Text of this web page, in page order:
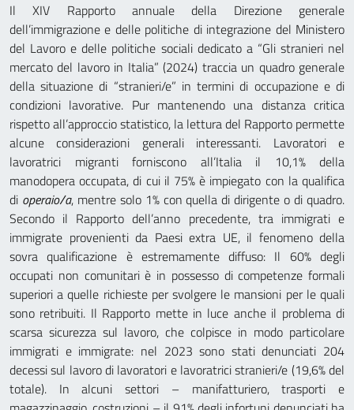
Il XIV Rapporto annuale della Direzione generale
dell’immigrazione e delle politiche di integrazione del Ministero
del Lavoro e delle politiche sociali dedicato a “Gli stranieri nel
mercato del lavoro in Italia” (2024) traccia un quadro generale
della situazione di “stranieri/e” in termini di occupazione e di
condizioni lavorative. Pur mantenendo una distanza critica
rispetto all’approccio statistico, la lettura del Rapporto permette
alcune considerazioni generali interessanti. Lavoratori e
lavoratrici migranti forniscono all’Italia il 10,1% della
manodopera occupata, di cui il 75% è impiegato con la qualifica
di operaio/a, mentre solo 1% con quella di dirigente o di quadro.
Secondo il Rapporto dell’anno precedente, tra immigrati e
immigrate provenienti da Paesi extra UE, il fenomeno della
sovra qualificazione è estremamente diffuso: Il 60% degli
occupati non comunitari è in possesso di competenze formali
superiori a quelle richieste per svolgere le mansioni per le quali
sono retribuiti. Il Rapporto mette in luce anche il problema di
scarsa sicurezza sul lavoro, che colpisce in modo particolare
immigrati e immigrate: nel 2023 sono stati denunciati 204
decessi sul lavoro di lavoratori e lavoratrici stranieri/e (19,6% del
totale). In alcuni settori – manifatturiero, trasporti e